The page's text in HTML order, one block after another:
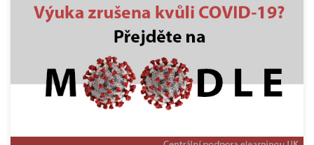
{:cz}Centrum pro podporu e-learningu v souvislosti s karanténním
opatřením rektora ze dne 11. března 2020 vypracovalo stručný návod,
jak okamžitě nahradit zrušenou prezenční výuku online formou.
Návod je dostupný zde: Návod – prezentace E-learning support center
is connection to quarantine measures form 11 of March has prepared
brief manual, how to […]